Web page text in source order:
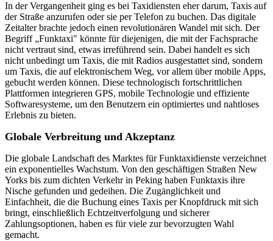
In der Vergangenheit ging es bei Taxidiensten eher darum, Taxis auf
der Straße anzurufen oder sie per Telefon zu buchen. Das digitale
Zeitalter brachte jedoch einen revolutionären Wandel mit sich. Der
Begriff „Funktaxi" könnte für diejenigen, die mit der Fachsprache
nicht vertraut sind, etwas irreführend sein. Dabei handelt es sich
nicht unbedingt um Taxis, die mit Radios ausgestattet sind, sondern
um Taxis, die auf elektronischem Weg, vor allem über mobile Apps,
gebucht werden können. Diese technologisch fortschrittlichen
Plattformen integrieren GPS, mobile Technologie und effiziente
Softwaresysteme, um den Benutzern ein optimiertes und nahtloses
Erlebnis zu bieten.
Globale Verbreitung und Akzeptanz
Die globale Landschaft des Marktes für Funktaxidienste verzeichnet
ein exponentielles Wachstum. Von den geschäftigen Straßen New
Yorks bis zum dichten Verkehr in Peking haben Funktaxis ihre
Nische gefunden und gedeihen. Die Zugänglichkeit und
Einfachheit, die die Buchung eines Taxis per Knopfdruck mit sich
bringt, einschließlich Echtzeitverfolgung und sicherer
Zahlungsoptionen, haben es für viele zur bevorzugten Wahl
gemacht.